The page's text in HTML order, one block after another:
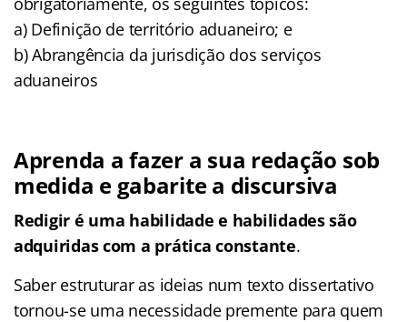
a) Definição de território aduaneiro; e
b) Abrangência da jurisdição dos serviços
aduaneiros
Aprenda a fazer a sua redação sob
medida e gabarite a discursiva
Redigir é uma habilidade e habilidades são
adquiridas com a prática constante.
Saber estruturar as ideias num texto dissertativo
tornou-se uma necessidade premente para quem